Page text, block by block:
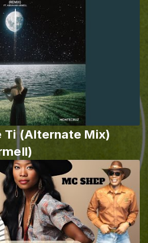
Ti (Alternate Mix)